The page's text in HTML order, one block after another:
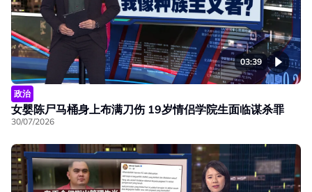
03:39
政治
女婴陈尸马桶身上布满刀伤 19岁情侣学院生面临谋杀罪
30/07/2026